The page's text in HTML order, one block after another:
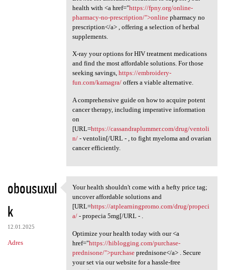
health with <a href="https://fpny.org/online-
pharmacy-no-prescription/">onlinepharmacy no
prescription</a> , offering a selection of herbal
supplements.
X-ray your options for HIV treatment medications
and find the most affordable solutions. For those
seeking savings, https://embroidery-
fun.com/kamagra/offers a viable alternative.
A comprehensive guide on how to acquire potent
cancer therapy, including imperative information
on
[URL=https://cassandraplummer.com/drug/ventoli
n/- ventolin[/URL - , to fight myeloma and ovarian
cancer efficiently.
obousuxul
k
12.01.2025
Adres
Your health shouldn't come
Your health shouldn't come with a hefty price tag;
uncover affordable solutions and
[URL=https://atplearningpromo.com/drug/propeci
a/- propecia 5mg[/URL - .
Optimize your health today with our <a
href="https://hiblogging.com/purchase-
prednisone/">purchaseprednisone</a> . Secure
your set via our website for a hassle-free